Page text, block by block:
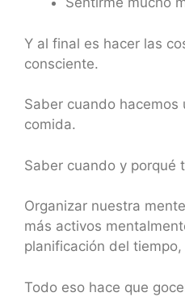
Y al final es hacer las
consciente.
Saber cuando hacemos
comida.
Saber cuando y porqué
Organizar nuestra
más activos
planificación del
Todo eso hace que